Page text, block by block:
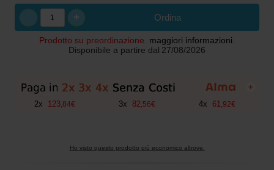
Ordina
+
Prodotto su preordinazione. maggiori informazioni.
Disponibile a partire dal 27/08/2026
+
2x 123, 84€ 3x 82 56€ 4x 61 92€
Ho visto questo prodotto più economico altrove.